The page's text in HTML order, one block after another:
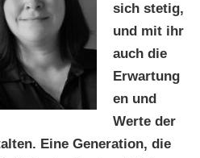
sich stetig,
und mit ihr
auch die
Erwartung
en und
Werte der
Eine Generation, die